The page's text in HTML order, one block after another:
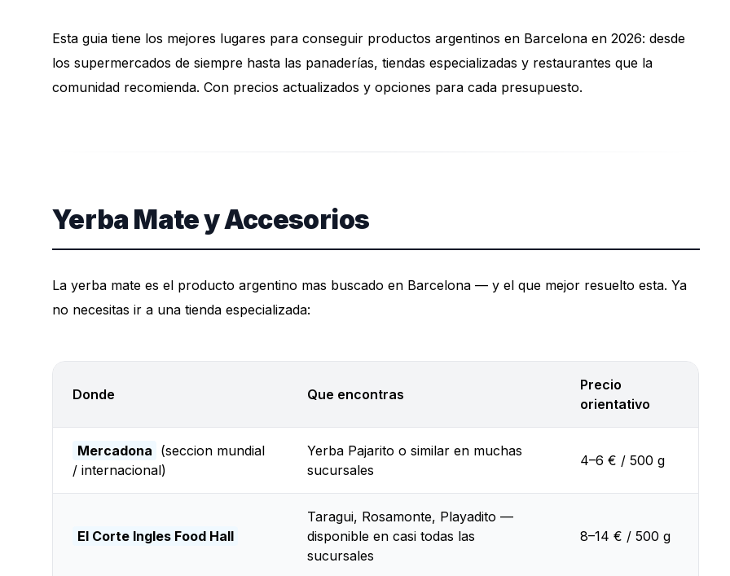
Esta guia tiene los mejores lugares para conseguir productos argentinos en Barcelona en 2026: desde
los supermercados de siempre hasta las panaderías, tiendas especializadas y restaurantes que la
comunidad recomienda. Con precios actualizados y opciones para cada presupuesto.
Yerba Mate y Accesorios
La yerba mate es el producto argentino mas buscado en Barcelona — y el que mejor resuelto esta. Ya
no necesitas ir a una tienda especializada:
Donde Que encontras
Precio
orientativo
Mercadona (seccion mundial
/ internacional)
Yerba Pajarito o similar en muchas
sucursales
4–6 € / 500 g
El Corte Ingles Food Hall
Taragui, Rosamonte, Playadito —
disponible en casi todas las
sucursales
8–14 € / 500 g